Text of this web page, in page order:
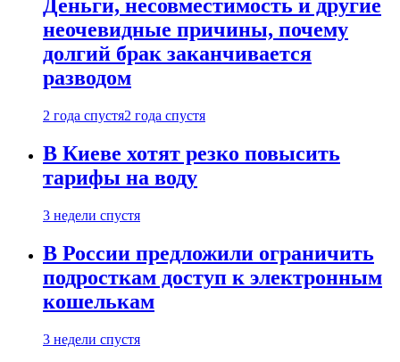
Деньги, несовместимость и другие
неочевидные причины, почему
долгий брак заканчивается
разводом
2 года спустя2 года спустя
В Киеве хотят резко повысить
тарифы на воду
3 недели спустя
В России предложили ограничить
подросткам доступ к электронным
кошелькам
3 недели спустя